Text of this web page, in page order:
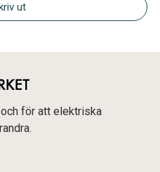
ut
för att elektriska